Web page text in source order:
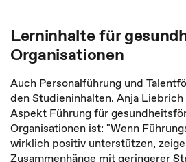
Lerninhalte für
Organisationen
Auch Personalführung und
den Studieninhalten. Anja
Aspekt Führung für
Organisationen ist: "Wenn
wirklich positiv unterstützen,
Zusammenhänge mit geringerer